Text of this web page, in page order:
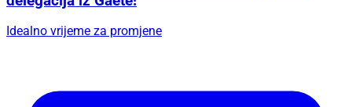
Idealno vrijeme za promjene